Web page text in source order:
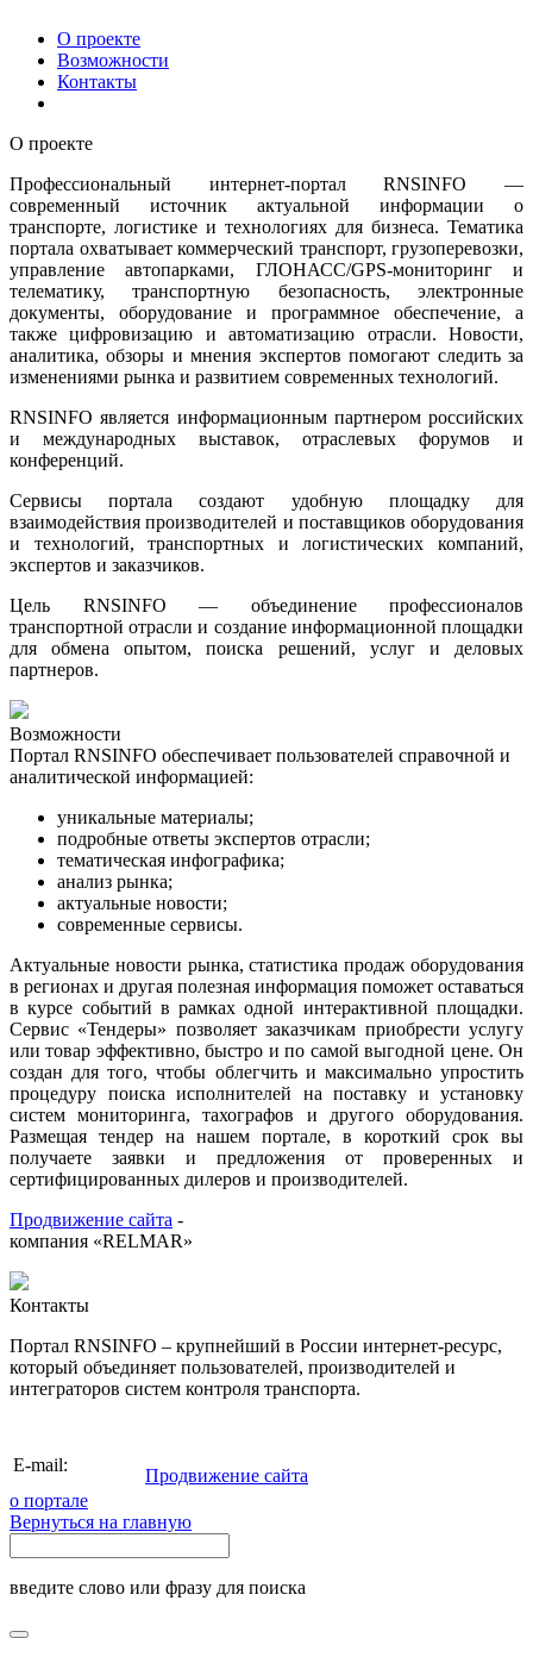
О проекте
Возможности
Контакты
О проекте
Профессиональный интернет-портал RNSINFO —
современный источник актуальной информации о
транспорте, логистике и технологиях для бизнеса. Тематика
портала охватывает коммерческий транспорт, грузоперевозки,
управление автопарками, ГЛОНАСС/GPS-мониторинг и
телематику, транспортную безопасность, электронные
документы, оборудование и программное обеспечение, а
также цифровизацию и автоматизацию отрасли. Новости,
аналитика, обзоры и мнения экспертов помогают следить за
изменениями рынка и развитием современных технологий.
RNSINFO является информационным партнером российских
и международных выставок, отраслевых форумов и
конференций.
Сервисы портала создают удобную площадку для
взаимодействия производителей и поставщиков оборудования
и технологий, транспортных и логистических компаний,
экспертов и заказчиков.
Цель RNSINFO — объединение профессионалов
транспортной отрасли и создание информационной площадки
для обмена опытом, поиска решений, услуг и деловых
партнеров.
Возможности
Портал RNSINFO обеспечивает пользователей справочной и
аналитической информацией:
уникальные материалы;
подробные ответы экспертов отрасли;
тематическая инфографика;
анализ рынка;
актуальные новости;
современные сервисы.
Актуальные новости рынка, статистика продаж оборудования
в регионах и другая полезная информация поможет оставаться
в курсе событий в рамках одной интерактивной площадки.
Сервис «Тендеры» позволяет заказчикам приобрести услугу
или товар эффективно, быстро и по самой выгодной цене. Он
создан для того, чтобы облегчить и максимально упростить
процедуру поиска исполнителей на поставку и установку
систем мониторинга, тахографов и другого оборудования.
Размещая тендер на нашем портале, в короткий срок вы
получаете заявки и предложения от проверенных и
сертифицированных дилеров и производителей.
Продвижение сайта -
компания «RELMAR»
Контакты
Портал RNSINFO – крупнейший в России интернет-ресурс,
который объединяет пользователей, производителей и
интеграторов систем контроля транспорта.
E-mail:
Продвижение сайта
о портале
Вернуться на главную
введите слово или фразу для поиска